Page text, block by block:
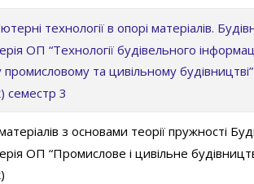
технології в опорі матеріалів.
ОП “Технології будівельного
та цивільному
семестр 3
з основами теорії пружності
ОП “Промислове і цивільне